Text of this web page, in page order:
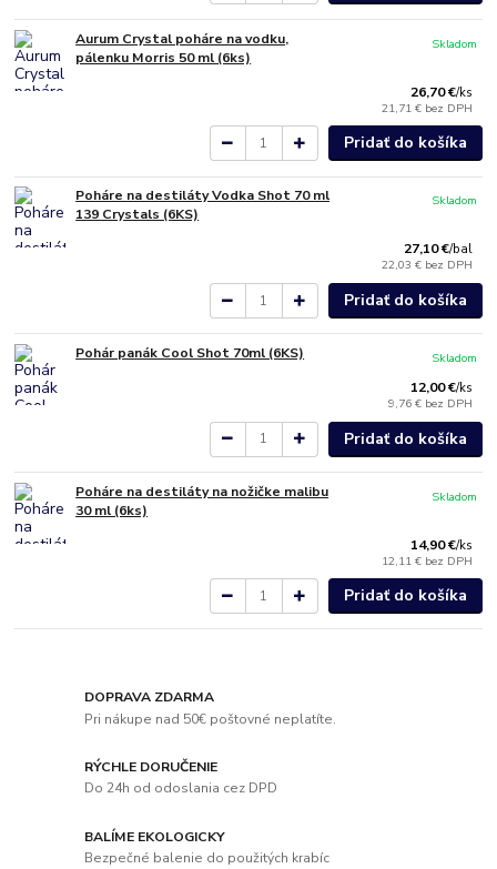
Aurum Crystal poháre na vodku,
pálenku Morris 50 ml (6ks)
26,70 €/ks
21,71 € bez DPH
Skladom
Pridať do košíka
Poháre na destiláty Vodka Shot 70 ml
139 Crystals (6KS)
27,10 €/bal
22,03 € bez DPH
Skladom
Pridať do košíka
Pohár panák Cool Shot 70ml (6KS)
12,00 €/ks
9,76 € bez DPH
Skladom
Pridať do košíka
Poháre na destiláty na nožičke malibu
30 ml (6ks)
14,90 €/ks
12,11 € bez DPH
Skladom
Pridať do košíka
DOPRAVA ZDARMA
Pri nákupe nad 50€ poštovné neplatíte.
RÝCHLE DORUČENIE
Do 24h od odoslania cez DPD
BALÍME EKOLOGICKY
Bezpečné balenie do použitých krabíc